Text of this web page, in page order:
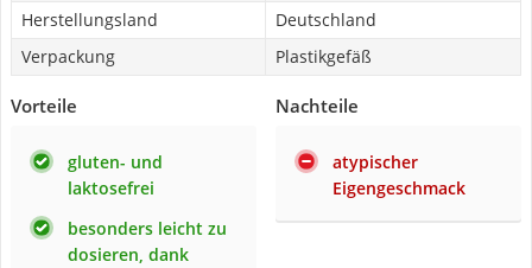
Herstellungsland
Deutschland
Verpackung
Plastikgefäß
Vorteile
gluten- und
laktosefrei
besonders leicht zu
dosieren, dank
Nachteile
atypischer
Eigengeschmack